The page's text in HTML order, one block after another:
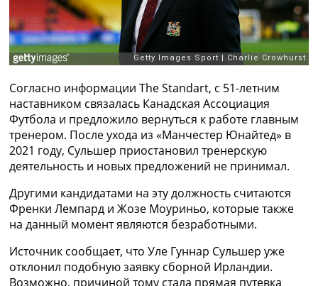
RU
UA
Categories
Главная
Новости футбола
Видео
Трансферы
Новости футбола Украины
Последние комментарии
Конкурс прогнозов
Логин
Рейтинги
Коллективный прогноз
Турниры
Чемпионат Мира
Согласно информации The Standart, с 51-летним
наставником связалась Канадская Ассоциация
Футбола и предложило вернуться к работе главным
тренером. После ухода из «Манчестер Юнайтед» в
2021 году, Сульшер приостановил тренерскую
деятельность и новых предложений не принимал.
Другими кандидатами на эту должность считаются
Френки Лемпард и Жозе Моуриньо, которые также
на данный момент являются безработными.
Источник сообщает, что Уле Гуннар Сульшер уже
отклонил подобную заявку сборной Ирландии.
Возможно, причиной тому стала прямая путевка